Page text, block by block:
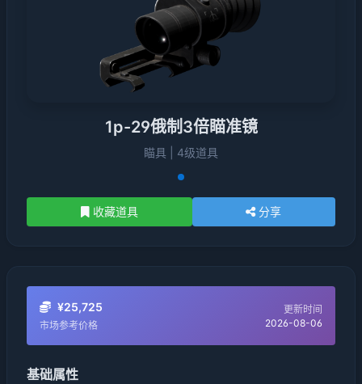
1p-29俄制3倍瞄准镜
瞄具 | 4级道具
收藏道具 分享
¥25,725
市场参考价格
更新时间
2026-08-06
基础属性